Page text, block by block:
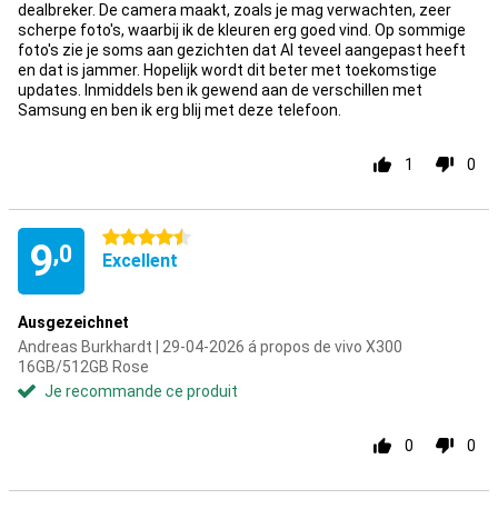
dealbreker. De camera maakt, zoals je mag verwachten, zeer
scherpe foto's, waarbij ik de kleuren erg goed vind. Op sommige
foto's zie je soms aan gezichten dat AI teveel aangepast heeft
en dat is jammer. Hopelijk wordt dit beter met toekomstige
updates. Inmiddels ben ik gewend aan de verschillen met
Samsung en ben ik erg blij met deze telefoon.
1 0
9,0
4.5 étoiles
Excellent
Ausgezeichnet
Andreas Burkhardt | 29-04-2026 á propos de vivo X300
16GB/512GB Rose
Je recommande ce produit
0 0